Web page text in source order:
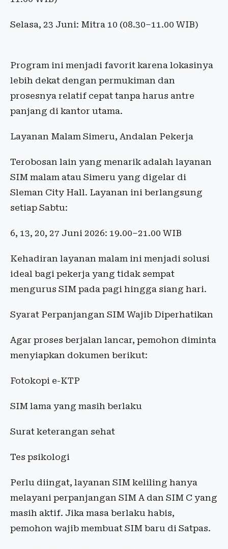
Selasa, 23 Juni: Mitra 10 (08.30–11.00 WIB)
Program ini menjadi favorit karena lokasinya
lebih dekat dengan permukiman dan
prosesnya relatif cepat tanpa harus antre
panjang di kantor utama.
Layanan Malam Simeru, Andalan Pekerja
Terobosan lain yang menarik adalah layanan
SIM malam atau Simeru yang digelar di
Sleman City Hall. Layanan ini berlangsung
setiap Sabtu:
6, 13, 20, 27 Juni 2026: 19.00–21.00 WIB
Kehadiran layanan malam ini menjadi solusi
ideal bagi pekerja yang tidak sempat
mengurus SIM pada pagi hingga siang hari.
Syarat Perpanjangan SIM Wajib Diperhatikan
Agar proses berjalan lancar, pemohon diminta
menyiapkan dokumen berikut:
Fotokopi e-KTP
SIM lama yang masih berlaku
Surat keterangan sehat
Tes psikologi
Perlu diingat, layanan SIM keliling hanya
melayani perpanjangan SIM A dan SIM C yang
masih aktif. Jika masa berlaku habis,
pemohon wajib membuat SIM baru di Satpas.